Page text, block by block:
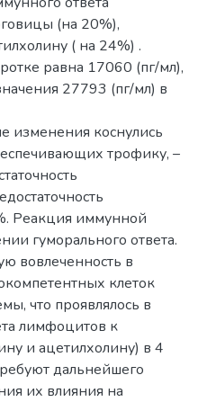
(на 20%),
( на 24%) .
равна 17060 (пг/мл),
27793 (пг/мл) в
коснулись
трофику, –
Реакция иммунной
гуморального ответа.
вовлеченность в
клеток
что проявлялось в
лимфоцитов к
и ацетилхолину) в 4
дальнейшего
их влияния на